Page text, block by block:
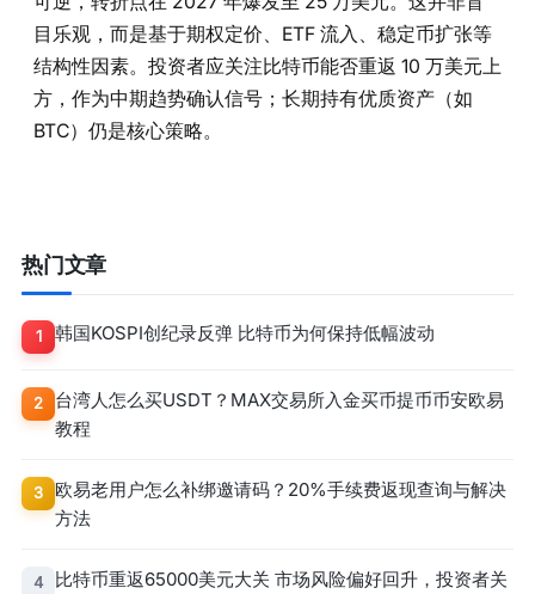
目乐观，而是基于期权定价、ETF 流入、稳定币扩张等
结构性因素。投资者应关注比特币能否重返 10 万美元上
方，作为中期趋势确认信号；长期持有优质资产（如
BTC）仍是核心策略。
热门文章
1 韩国KOSPI创纪录反弹 比特币为何保持低幅波动
2
台湾人怎么买USDT？MAX交易所入金买币提币币安欧易
教程
3
欧易老用户怎么补绑邀请码？20%手续费返现查询与解决
方法
4
比特币重返65000美元大关 市场风险偏好回升，投资者关